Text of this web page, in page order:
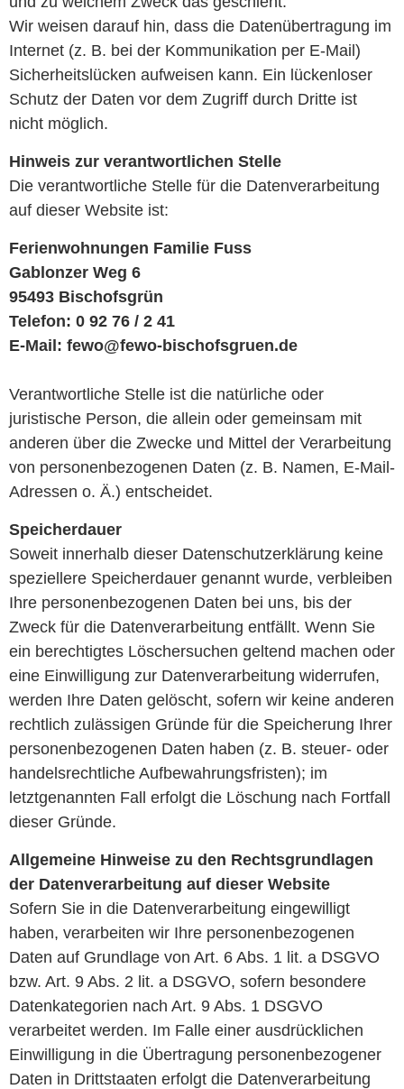
Wir weisen darauf hin, dass die Datenübertragung im
Internet (z. B. bei der Kommunikation per E-Mail)
Sicherheitslücken aufweisen kann. Ein lückenloser
Schutz der Daten vor dem Zugriff durch Dritte ist
nicht möglich.
Hinweis zur verantwortlichen Stelle
Die verantwortliche Stelle für die Datenverarbeitung
auf dieser Website ist:
Ferienwohnungen Familie Fuss
Gablonzer Weg 6
95493 Bischofsgrün
Telefon: 0 92 76 / 2 41
E-Mail: fewo@fewo-bischofsgruen.de
Verantwortliche Stelle ist die natürliche oder
juristische Person, die allein oder gemeinsam mit
anderen über die Zwecke und Mittel der Verarbeitung
von personenbezogenen Daten (z. B. Namen, E-Mail-
Adressen o. Ä.) entscheidet.
Speicherdauer
Soweit innerhalb dieser Datenschutzerklärung keine
speziellere Speicherdauer genannt wurde, verbleiben
Ihre personenbezogenen Daten bei uns, bis der
Zweck für die Datenverarbeitung entfällt. Wenn Sie
ein berechtigtes Löschersuchen geltend machen oder
eine Einwilligung zur Datenverarbeitung widerrufen,
werden Ihre Daten gelöscht, sofern wir keine anderen
rechtlich zulässigen Gründe für die Speicherung Ihrer
personenbezogenen Daten haben (z. B. steuer- oder
handelsrechtliche Aufbewahrungsfristen); im
letztgenannten Fall erfolgt die Löschung nach Fortfall
dieser Gründe.
Allgemeine Hinweise zu den Rechtsgrundlagen
der Datenverarbeitung auf dieser Website
Sofern Sie in die Datenverarbeitung eingewilligt
haben, verarbeiten wir Ihre personenbezogenen
Daten auf Grundlage von Art. 6 Abs. 1 lit. a DSGVO
bzw. Art. 9 Abs. 2 lit. a DSGVO, sofern besondere
Datenkategorien nach Art. 9 Abs. 1 DSGVO
verarbeitet werden. Im Falle einer ausdrücklichen
Einwilligung in die Übertragung personenbezogener
Daten in Drittstaaten erfolgt die Datenverarbeitung